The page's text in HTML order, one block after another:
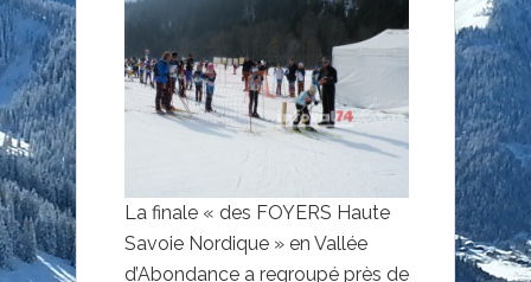
La finale « des FOYERS Haute
Savoie Nordique » en Vallée
d’Abondance a regroupé près de